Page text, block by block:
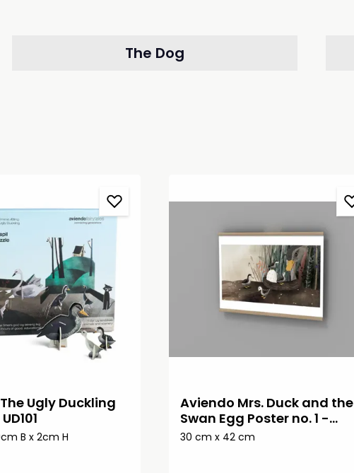
The Dog
Ugly Duckling
B x 2cm H
Aviendo Mrs. Duck and the
Swan Egg Poster no. 1 -
UD081
30 cm x 42 cm